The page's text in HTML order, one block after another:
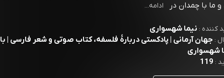
و ما با چمدان در
ادامه...
کننده : نیما شهسواری
: جهان آرمانی | پادکستی دربارۀ فلسفه، کتاب صوتی و شعر فارسی | با
شهسواری
:
119